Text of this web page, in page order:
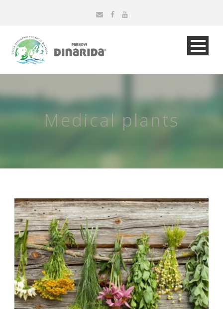
Medical plants